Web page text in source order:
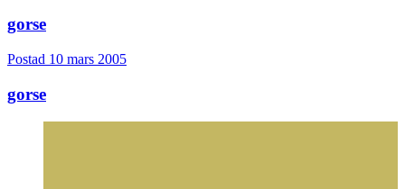
gorse
Postad 10 mars 2005
gorse